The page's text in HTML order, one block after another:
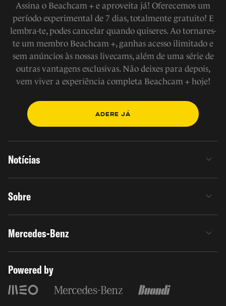
Assina o Beachcam + e aproveita já! Oferecemos um
período experimental de 7 dias, totalmente gratuito! E
lembra-te, podes cancelar quando quiseres. Ao tornares-
te um membro Beachcam +, ganhas acesso ilimitado e
sem anúncios às nossas livecams, além de uma série de
outras vantagens exclusivas. Não deixes para depois,
vem viver a experiência completa Beachcam + hoje!
ADERE JÁ
Notícias
Sobre
Mercedes-Benz
Powered by